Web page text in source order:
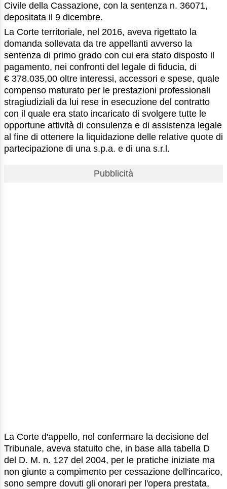
Civile della Cassazione, con la sentenza n. 36071,
depositata il 9 dicembre.
La Corte territoriale, nel 2016, aveva rigettato la
domanda sollevata da tre appellanti avverso la
sentenza di primo grado con cui era stato disposto il
pagamento, nei confronti del legale di fiducia, di
€ 378.035,00 oltre interessi, accessori e spese, quale
compenso maturato per le prestazioni professionali
stragiudiziali da lui rese in esecuzione del contratto
con il quale era stato incaricato di svolgere tutte le
opportune attività di consulenza e di assistenza legale
al fine di ottenere la liquidazione delle relative quote di
partecipazione di una s.p.a. e di una s.r.l.
Pubblicità
La Corte d'appello, nel confermare la decisione del
Tribunale, aveva statuito che, in base alla tabella D
del D. M. n. 127 del 2004, per le pratiche iniziate ma
non giunte a compimento per cessazione dell'incarico,
sono sempre dovuti gli onorari per l'opera prestata,